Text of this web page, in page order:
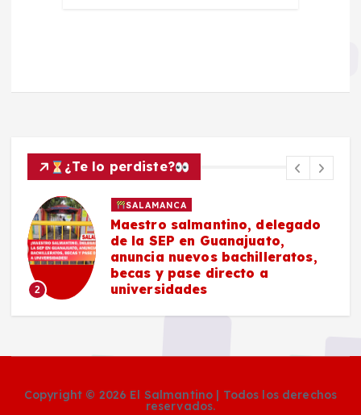
¿Te lo perdiste?
3
POLICIACA
Masculino es localizado sin
vida en Praderas del Sol
#Salamanca